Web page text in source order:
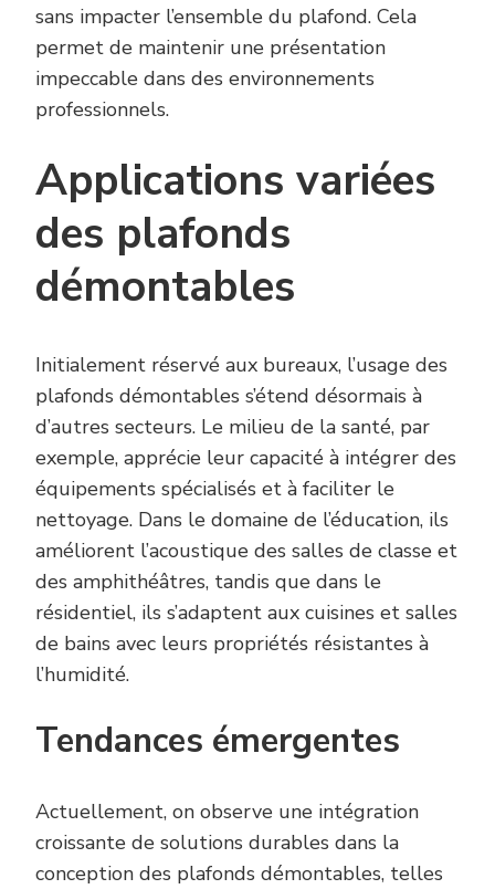
sans impacter l’ensemble du plafond. Cela
permet de maintenir une présentation
impeccable dans des environnements
professionnels.
Applications variées
des plafonds
démontables
Initialement réservé aux bureaux, l’usage des
plafonds démontables s’étend désormais à
d’autres secteurs. Le milieu de la santé, par
exemple, apprécie leur capacité à intégrer des
équipements spécialisés et à faciliter le
nettoyage. Dans le domaine de l’éducation, ils
améliorent l’acoustique des salles de classe et
des amphithéâtres, tandis que dans le
résidentiel, ils s’adaptent aux cuisines et salles
de bains avec leurs propriétés résistantes à
l’humidité.
Tendances émergentes
Actuellement, on observe une intégration
croissante de solutions durables dans la
conception des plafonds démontables, telles